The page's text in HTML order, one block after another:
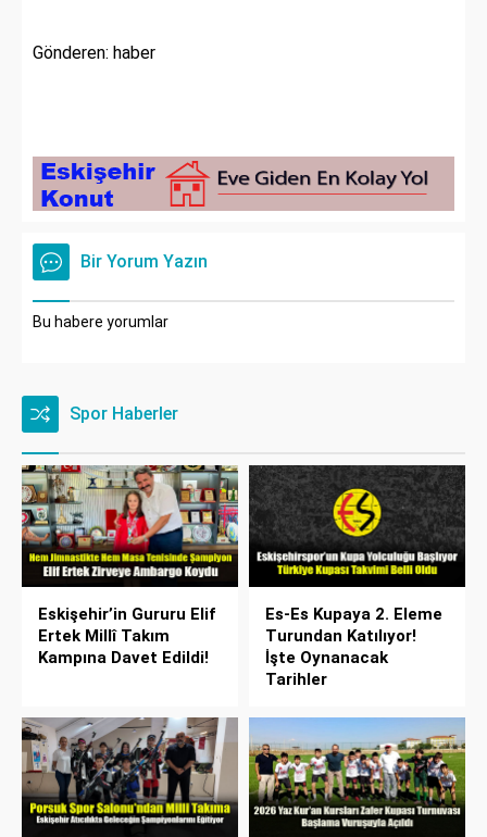
Gönderen: haber
Bir Yorum Yazın
Bu habere yorumlar
Spor Haberler
Eskişehir’in Gururu Elif
Ertek Millî Takım
Kampına Davet Edildi!
Es-Es Kupaya 2. Eleme
Turundan Katılıyor!
İşte Oynanacak
Tarihler